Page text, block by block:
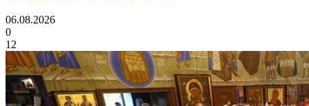
06.08.2026
0
12